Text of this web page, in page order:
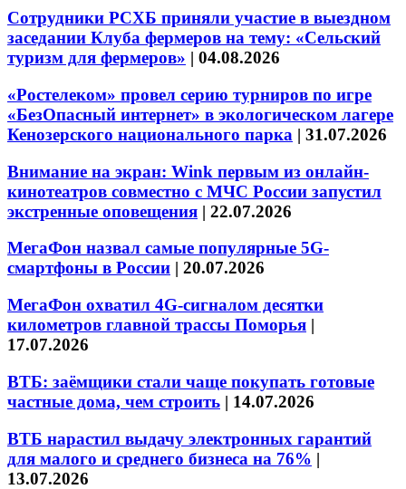
Сотрудники РСХБ приняли участие в выездном
заседании Клуба фермеров на тему: «Сельский
туризм для фермеров» | 04.08.2026
«Ростелеком» провел серию турниров по игре
«БезОпасный интернет» в экологическом лагере
Кенозерского национального парка | 31.07.2026
Внимание на экран: Wink первым из онлайн-
кинотеатров совместно с МЧС России запустил
экстренные оповещения | 22.07.2026
МегаФон назвал самые популярные 5G-
смартфоны в России | 20.07.2026
МегаФон охватил 4G-сигналом десятки
километров главной трассы Поморья |
17.07.2026
ВТБ: заёмщики стали чаще покупать готовые
частные дома, чем строить | 14.07.2026
ВТБ нарастил выдачу электронных гарантий
для малого и среднего бизнеса на 76% |
13.07.2026